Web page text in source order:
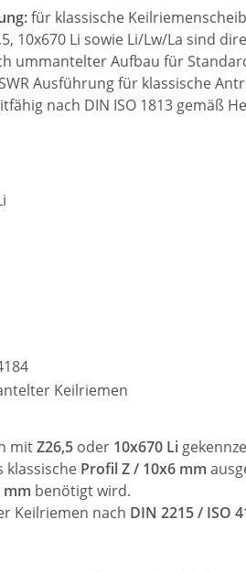
für klassische
10x670 Li sowie Li/Lw/La sind
ummantelter Aufbau für
Ausführung für klassische
nach DIN ISO 1813 gemäß
Keilriemen
mitZ26,5 oder 10x670 Li
klassische Profil Z / 10x6 mm
mm benötigt wird.
Keilriemen nach DIN 2215 / ISO